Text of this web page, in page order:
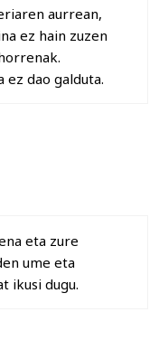
aurrean,
ez hain zuzen
ez dao galduta.
eta zure
ume eta
ikusi dugu.